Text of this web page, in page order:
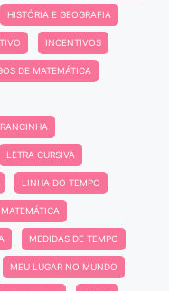
HISTÓRIA E GEOGRAFIA
INCENTIVOS
DE MATEMÁTICA
LETRA CURSIVA
LINHA DO TEMPO
MATEMÁTICA
MEDIDAS DE TEMPO
MEU LUGAR NO MUNDO